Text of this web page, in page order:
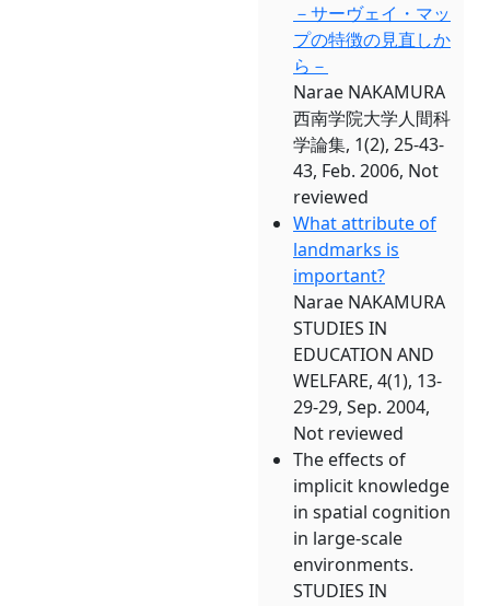
－サーヴェイ・マッ
プの特徴の見直しか
ら－
Narae NAKAMURA
西南学院大学人間科
学論集, 1(2), 25-43-
43, Feb. 2006, Not
reviewed
What attribute of
landmarks is
important?
Narae NAKAMURA
STUDIES IN
EDUCATION AND
WELFARE, 4(1), 13-
29-29, Sep. 2004,
Not reviewed
The effects of
implicit knowledge
in spatial cognition
in large-scale
environments.
STUDIES IN